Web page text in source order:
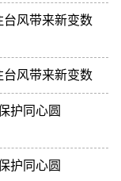
台风带来新变数
台风带来新变数
护同心圆
护同心圆